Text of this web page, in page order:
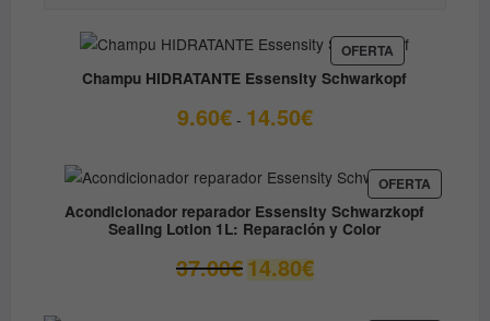
OFERTA PRODUCTO
EN
OFERTA
Champu HIDRATANTE Essensity Schwarkopf
9.60€ - 14.50€Rango
desde
9.60€
hasta
14.50€
OFERTA
EN
Acondicionador reparador Essensity Schwarzkopf
Sealing Lotion 1L: Reparación y Color
37.00€ El
precio
14.80€El
precio